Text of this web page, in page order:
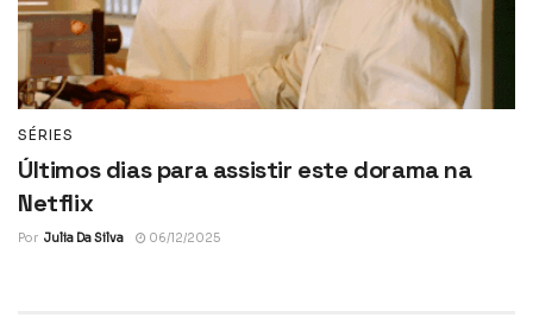
SÉRIES
Últimos dias para assistir este dorama na
Netflix
Por Julia Da Silva 06/12/2025